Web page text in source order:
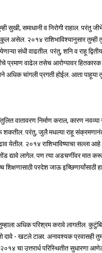
समाधानी व निरोगी राहाल. परंतु
असेल. २०१४ राशिभाविश्यानुसार तुम्ही
संधी वाढतील. परंतु, शनि व राहू
वाढेल तसेच आरोग्यावर हितकारक
अधिक चांगली प्रगती होईल. आता पाहूया
वातावरण निर्माण कराल, कारण
शकतील. परंतु, जुलै मधल्या राहू
येतील. २०१४ राशिभाविष्याचा सल्ला
लागेल. पण त्या अडचणींवर मात
परदेश जाऊ
अधिक परिश्रम करावे लागतील.
- खटले टाळा. अनावश्यक प्रवासही
चा उत्तरार्ध परिस्थितीत सुधारणा